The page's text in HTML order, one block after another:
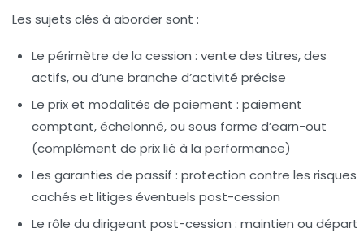
Les sujets clés à aborder sont :
Le périmètre de la cession : vente des titres, des
actifs, ou d’une branche d’activité précise
Le prix et modalités de paiement : paiement
comptant, échelonné, ou sous forme d’earn-out
(complément de prix lié à la performance)
Les garanties de passif : protection contre les risques
cachés et litiges éventuels post-cession
Le rôle du dirigeant post-cession : maintien ou départ